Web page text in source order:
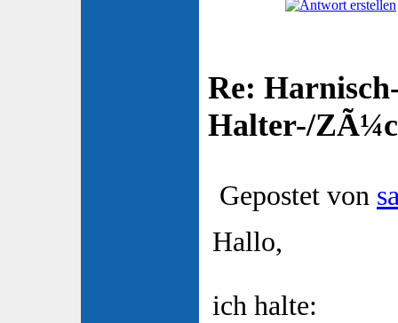
Re:
Halter-/
Gepostet von
Hallo,
ich halte: